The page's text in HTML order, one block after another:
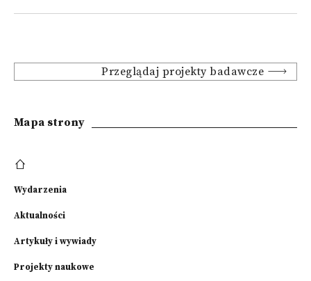
Przeglądaj projekty badawcze
Mapa strony
Wydarzenia
Aktualności
Artykuły i wywiady
Projekty naukowe